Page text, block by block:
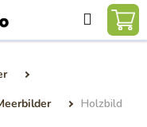
Suchen
Holzbild